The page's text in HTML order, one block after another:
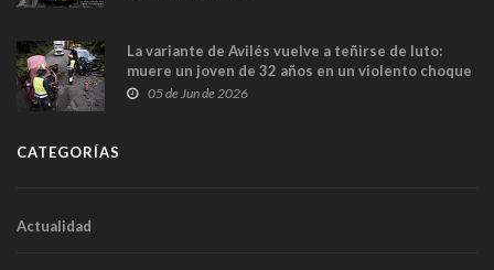
La variante de Avilés vuelve a teñirse de luto:
muere un joven de 32 años en un violento choque
frontal
05 de Jun de 2026
CATEGORÍAS
Actualidad